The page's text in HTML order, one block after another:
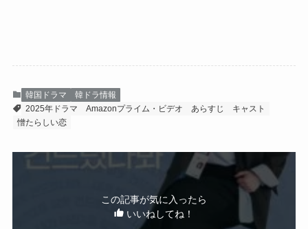
韓国ドラマ
韓ドラ情報
2025年ドラマ
Amazonプライム・ビデオ あらすじ
キャスト
憎たらしい恋
この記事が気に入ったら
いいねしてね！